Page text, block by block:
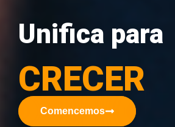
Unifica para
CRECER
Comencemos